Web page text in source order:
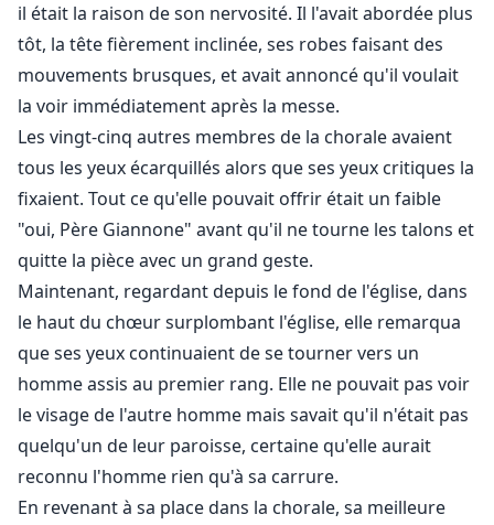
Zorah se retrouve plongée dans un tout nouveau
monde de crime, de violence et de sexe, parfois tout à
la fois. Icaro n'a pas été un homme bon depuis sa
conception, mais pour elle, pour sa jeune mariée
rougissante, il est désespéré d'essayer.
Zorah peut-elle apprendre à aimer l'homme entier
qu'est Icaro Lucchesi ou son obscurité la poussera-t-
elle à fuir comme si le diable lui-même la poursuivait ?
il était la raison de son nervosité. Il l'avait abordée plus
tôt, la tête fièrement inclinée, ses robes faisant des
mouvements brusques, et avait annoncé qu'il voulait
la voir immédiatement après la messe.
Les vingt-cinq autres membres de la chorale avaient
tous les yeux écarquillés alors que ses yeux critiques la
fixaient. Tout ce qu'elle pouvait offrir était un faible
"oui, Père Giannone" avant qu'il ne tourne les talons et
quitte la pièce avec un grand geste.
Maintenant, regardant depuis le fond de l'église, dans
le haut du chœur surplombant l'église, elle remarqua
que ses yeux continuaient de se tourner vers un
homme assis au premier rang. Elle ne pouvait pas voir
le visage de l'autre homme mais savait qu'il n'était pas
quelqu'un de leur paroisse, certaine qu'elle aurait
reconnu l'homme rien qu'à sa carrure.
En revenant à sa place dans la chorale, sa meilleure